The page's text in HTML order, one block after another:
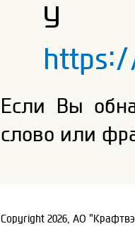
У
Если Вы
слово или
Copyright 2026, АО